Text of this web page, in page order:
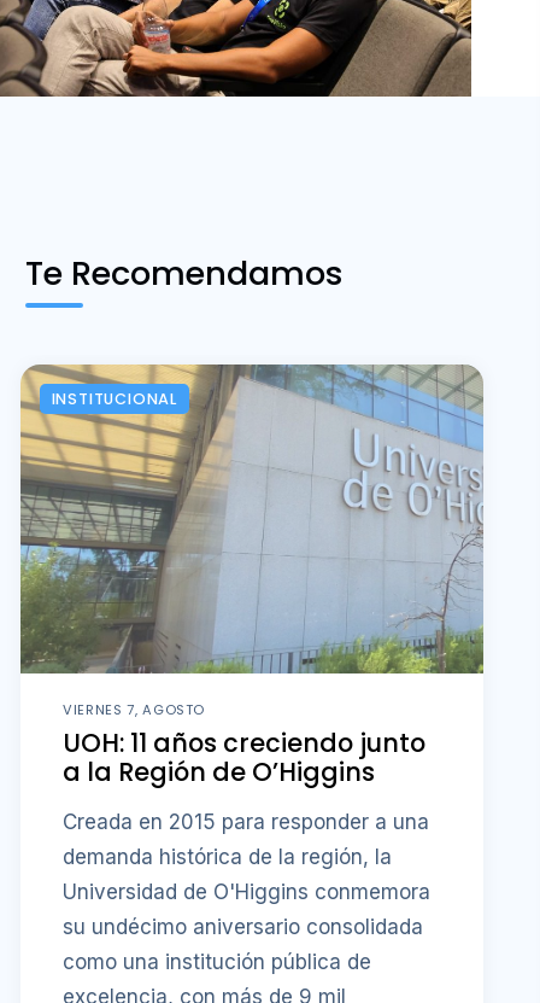
Te Recomendamos
INSTITUCIONAL
VIERNES 7, AGOSTO
UOH: 11 años creciendo junto
a la Región de O’Higgins
Creada en 2015 para responder a una
demanda histórica de la región, la
Universidad de O'Higgins conmemora
su undécimo aniversario consolidada
como una institución pública de
excelencia, con más de 9 mil